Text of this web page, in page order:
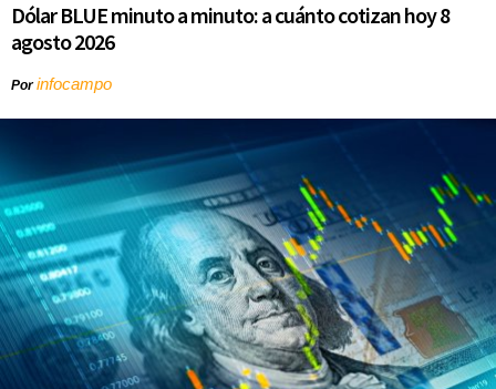
Dólar BLUE minuto a minuto: a cuánto cotizan hoy 8
agosto 2026
Porinfocampo